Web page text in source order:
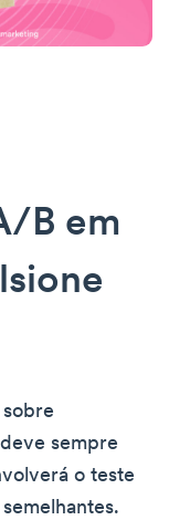
B em
sempre
o teste